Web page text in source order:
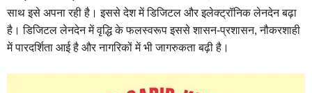
साथ इसे अपना रही है। इससे देश में डिजिटल और इलेक्ट्रॉनिक लेनदेन बढ़ा
है। डिजिटल लेनदेन में वृद्धि के फलस्वरूप इससे शासन-प्रशासन, नौकरशाही
में पारदर्शिता आई है और नागरिकों में भी जागरुकता बढ़ी है।